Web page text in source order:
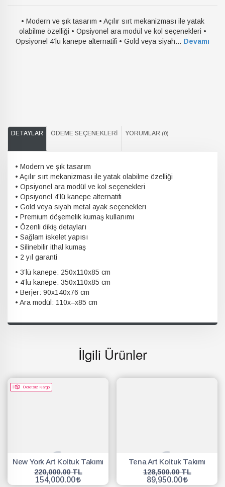
• Modern ve şık tasarım • Açılır sırt mekanizması ile yatak
olabilme özelliği • Opsiyonel ara modül ve kol seçenekleri •
Opsiyonel 4’lü kanepe alternatifi • Gold veya siyah... Devamı
DETAYLAR ÖDEME SEÇENEKLERI YORUMLAR (0)
• Modern ve şık tasarım
• Açılır sırt mekanizması ile yatak olabilme özelliği
• Opsiyonel ara modül ve kol seçenekleri
• Opsiyonel 4’lü kanepe alternatifi
• Gold veya siyah metal ayak seçenekleri
• Premium döşemelik kumaş kullanımı
• Özenli dikiş detayları
• Sağlam iskelet yapısı
• Silinebilir ithal kumaş
• 2 yıl garanti
• 3’lü kanepe: 250x110x85 cm
• 4’lü kanepe: 350x110x85 cm
• Berjer: 90x140x76 cm
• Ara modül: 110x–x85 cm
İlgili Ürünler
Ücretsiz Kargo
New York Art Koltuk Takımı
220,000.00 TL
154,000.00
Tena Art Koltuk Takımı
128,500.00 TL
89,950.00